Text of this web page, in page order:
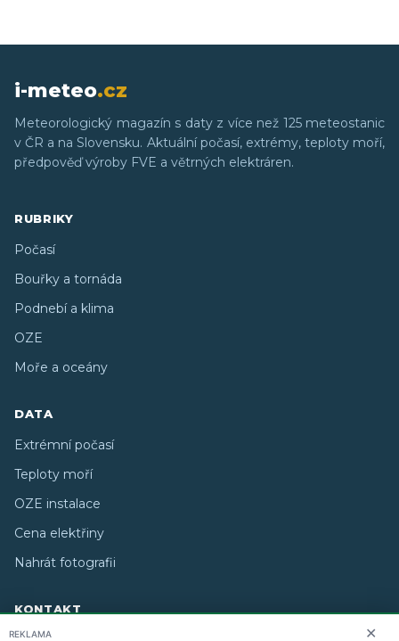
i-meteo.cz
Meteorologický magazín s daty z více než 125 meteostanic
v ČR a na Slovensku. Aktuální počasí, extrémy, teploty moří,
předpověď výroby FVE a větrných elektráren.
RUBRIKY
Počasí
Bouřky a tornáda
Podnebí a klima
OZE
Moře a oceány
DATA
Extrémní počasí
Teploty moří
OZE instalace
Cena elektřiny
Nahrát fotografii
KONTAKT
REKLAMA ✕